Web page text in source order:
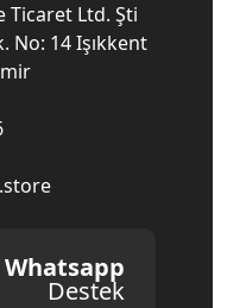
Ticaret Ltd. Şti
No: 14 Işıkkent
Whatsapp
Destek